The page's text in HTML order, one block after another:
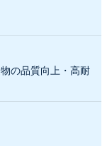
の品質向上・高耐